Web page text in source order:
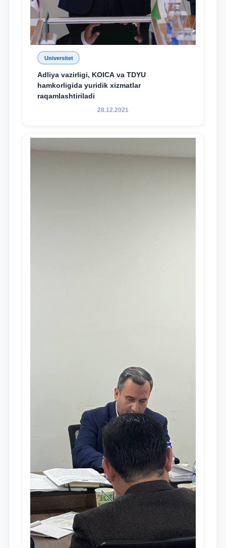
Universitet
Adliya vazirligi, KOICA va TDYU
hamkorligida yuridik xizmatlar
raqamlashtiriladi
28.12.2021